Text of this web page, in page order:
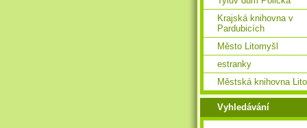
Krajská knihovna v
Pardubicích
Město Litomyšl
estranky
Městská knihovna
Vyhledávání